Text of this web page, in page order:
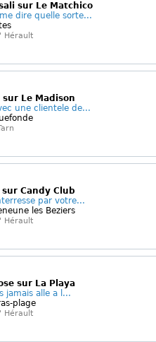
sur Le Matchico
dire quelle sorte...
Hérault
sur Le Madison
une clientele de...
Candy Club
par votre...
les Beziers
Hérault
sur La Playa
jamais alle a l...
plage
Hérault